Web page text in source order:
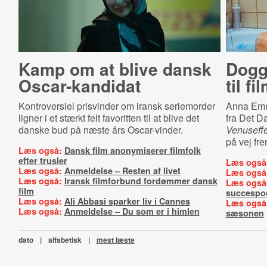
Kamp om at blive dansk
Oscar-kandidat
Kontroversiel prisvinder om iransk seriemorder
ligner i et stærkt felt favoritten til at blive det
danske bud på næste års Oscar-vinder.
Læs også: Dansk film anonymiserer filmfolk
efter trusler
Læs også: Anmeldelse – Resten af livet
Læs også: Iransk filmforbund fordømmer dansk
film
Læs også: Ali Abbasi sparker liv i Cannes
Læs også: Anmeldelse – Du som er i himlen
til
Anna
fra Det
på vej
Læs
Læs
Læs
Læs
sæsonen
dato | alfabetisk | mest læste